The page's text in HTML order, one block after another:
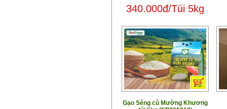
340.000đ/Túi 5kg
Gạo Séng cù Mường Khương